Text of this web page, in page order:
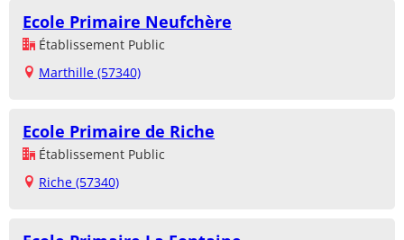
Ecole Primaire Neufchère
Établissement Public
Marthille (57340)
Ecole Primaire de Riche
Établissement Public
Riche (57340)